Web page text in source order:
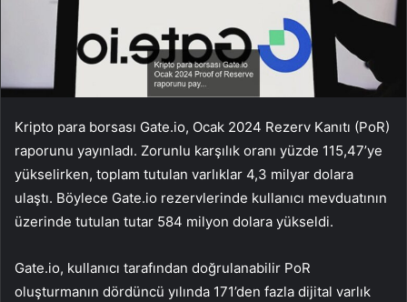
Kripto para borsası Gate.io, Ocak 2024 Rezerv Kanıtı (PoR)
raporunu yayınladı. Zorunlu karşılık oranı yüzde 115,47’ye
yükselirken, toplam tutulan varlıklar 4,3 milyar dolara
ulaştı. Böylece Gate.io rezervlerinde kullanıcı mevduatının
üzerinde tutulan tutar 584 milyon dolara yükseldi.
Gate.io, kullanıcı tarafından doğrulanabilir PoR
oluşturmanın dördüncü yılında 171’den fazla dijital varlık